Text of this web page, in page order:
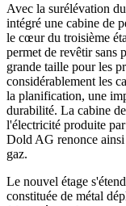
Avec la surélévation
intégré une cabine de
le cœur du troisième
permet de revêtir sans
grande taille pour les
considérablement les
la planification, une
durabilité. La cabine
l'électricité produite
Dold AG renonce
gaz.
Le nouvel étage
constituée de métal